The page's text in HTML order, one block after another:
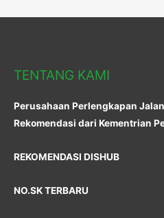
TENTANG KAMI
Perusahaan Perlengkapan
Rekomendasi dari Kementrian
REKOMENDASI DISHUB
NO.SK TERBARU